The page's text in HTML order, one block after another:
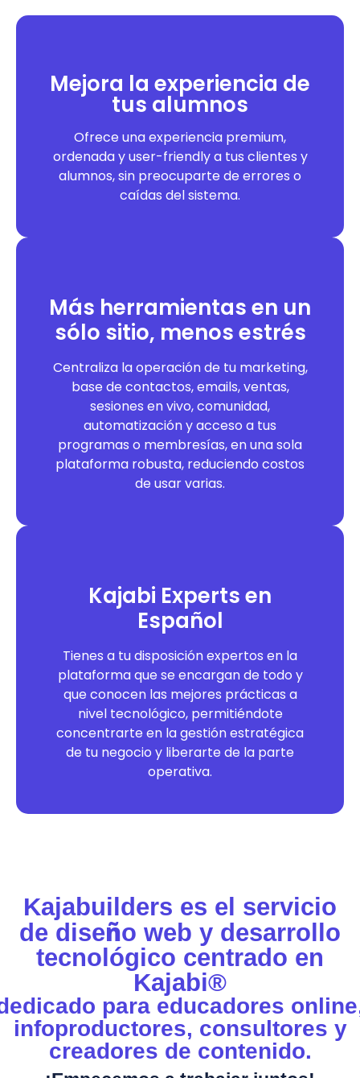
Mejora la experiencia de
tus alumnos
Ofrece una experiencia premium,
ordenada y user-friendly a tus clientes y
alumnos, sin preocuparte de errores o
caídas del sistema.
Más herramientas en un
sólo sitio, menos estrés
Centraliza la operación de tu marketing,
base de contactos, emails, ventas,
sesiones en vivo, comunidad,
automatización y acceso a tus
programas o membresías, en una sola
plataforma robusta, reduciendo costos
de usar varias.
Kajabi Experts en
Español
Tienes a tu disposición expertos en la
plataforma que se encargan de todo y
que conocen las mejores prácticas a
nivel tecnológico, permitiéndote
concentrarte en la gestión estratégica
de tu negocio y liberarte de la parte
operativa.
Kajabuilders es el servicio
de diseño web y desarrollo
tecnológico centrado en
Kajabi®
para educadores
infoproductores, consultores y
creadores de contenido.